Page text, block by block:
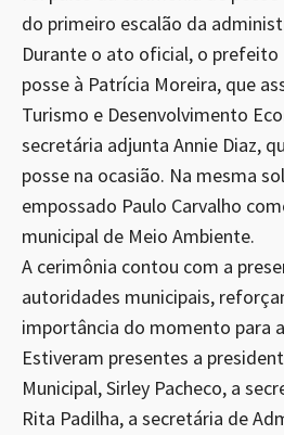
do primeiro escalão da
Durante o ato oficial, o prefeito
posse à Patrícia Moreira, que
Turismo e Desenvolvimento
secretária adjunta Annie Diaz,
posse na ocasião. Na mesma
empossado Paulo Carvalho
municipal de Meio Ambiente.
A cerimônia contou com a
autoridades municipais,
importância do momento para
Estiveram presentes a
Municipal, Sirley Pacheco, a
Rita Padilha, a secretária de